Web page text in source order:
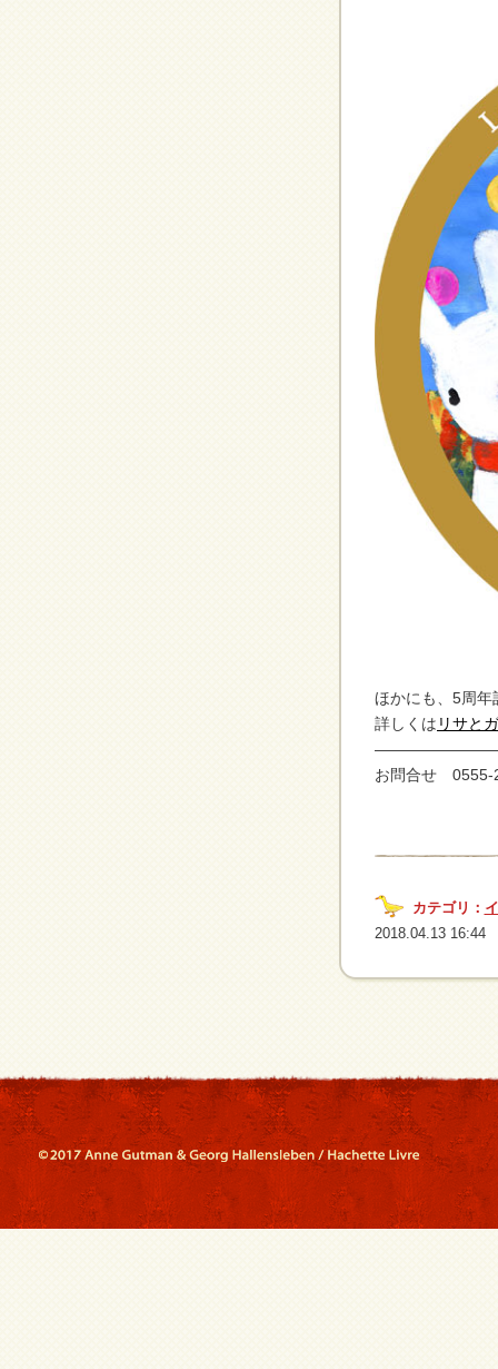
ほかにも、5周年
詳しくは リサと
お問合せ 0555-
カテゴリ：
2018.04.13 16:44